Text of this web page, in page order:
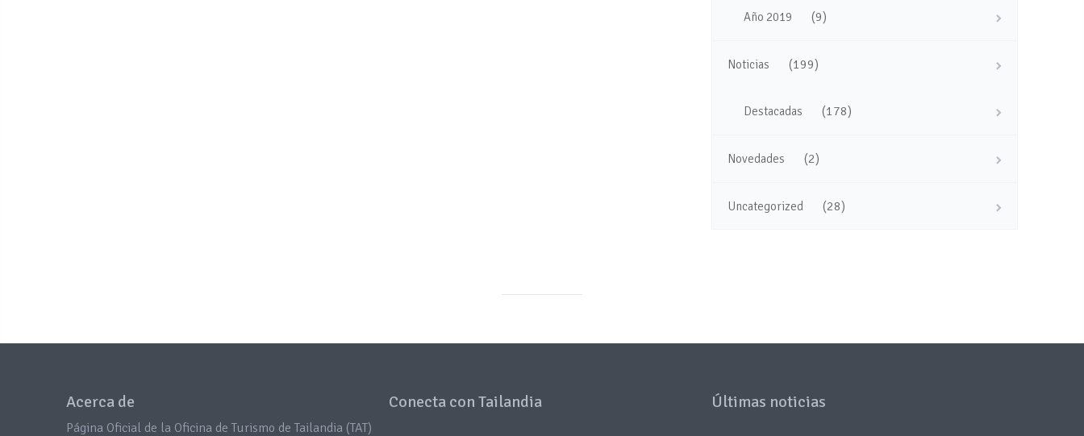
Año 2019 (9)
Noticias (199)
Destacadas (178)
Novedades (2)
Uncategorized (28)
Acerca de
Página Oficial de la Oficina de Turismo de Tailandia (TAT)
Conecta con Tailandia Últimas noticias